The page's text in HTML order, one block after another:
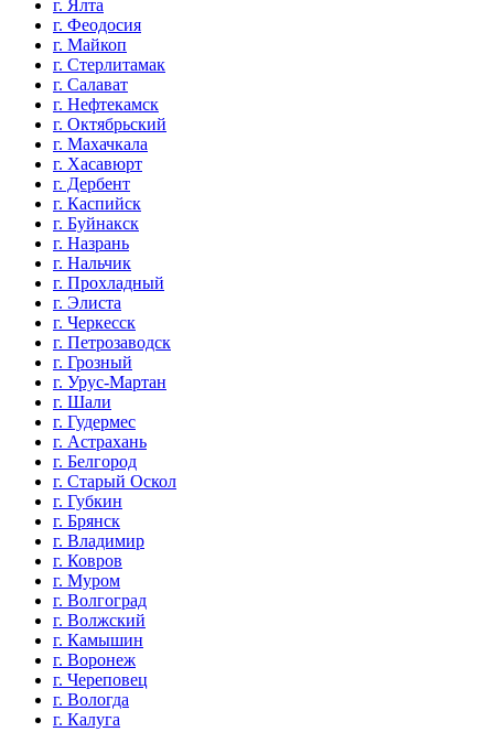
г. Ялта
г. Феодосия
г. Майкоп
г. Стерлитамак
г. Салават
г. Нефтекамск
г. Октябрьский
г. Махачкала
г. Хасавюрт
г. Дербент
г. Каспийск
г. Буйнакск
г. Назрань
г. Нальчик
г. Прохладный
г. Элиста
г. Черкесск
г. Петрозаводск
г. Грозный
г. Урус-Мартан
г. Шали
г. Гудермес
г. Астрахань
г. Белгород
г. Старый Оскол
г. Губкин
г. Брянск
г. Владимир
г. Ковров
г. Муром
г. Волгоград
г. Волжский
г. Камышин
г. Воронеж
г. Череповец
г. Вологда
г. Калуга